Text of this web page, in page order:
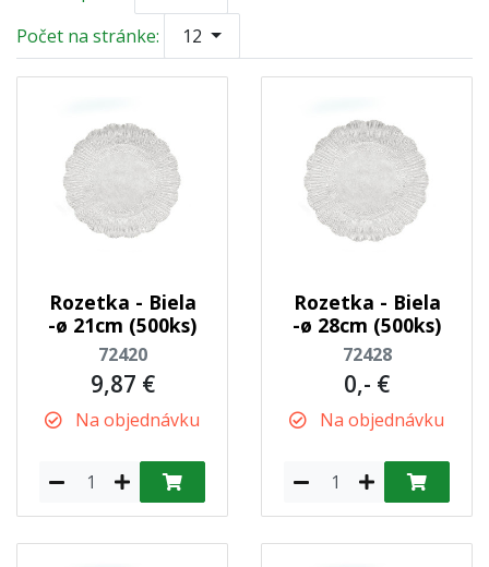
Počet na stránke:
12
Rozetka - Biela
-ø 21cm (500ks)
72420
9,87 €
Na objednávku
Rozetka - Biela
-ø 28cm (500ks)
72428
0,- €
Na objednávku